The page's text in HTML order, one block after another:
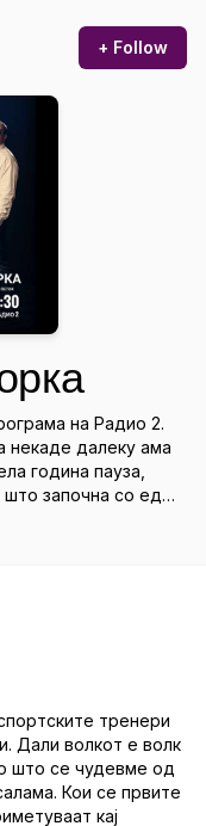
+ Follow
на Радио 2.
некаде далеку ама
година пауза,
започна со еден
присуство на
тренери
Дали волкот е волк
што се чудевме од
Кои се првите
кај